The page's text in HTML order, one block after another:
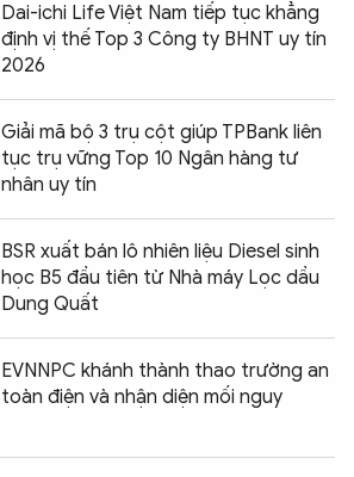
Dai-ichi Life Việt Nam tiếp tục khẳng
định vị thế Top 3 Công ty BHNT uy tín
2026
Giải mã bộ 3 trụ cột giúp TPBank liên
tục trụ vững Top 10 Ngân hàng tư
nhân uy tín
BSR xuất bán lô nhiên liệu Diesel sinh
học B5 đầu tiên từ Nhà máy Lọc dầu
Dung Quất
EVNNPC khánh thành thao trường an
toàn điện và nhận diện mối nguy